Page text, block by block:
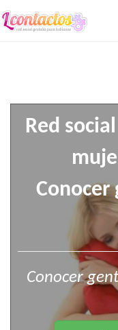
Red
Conocer
Conocer